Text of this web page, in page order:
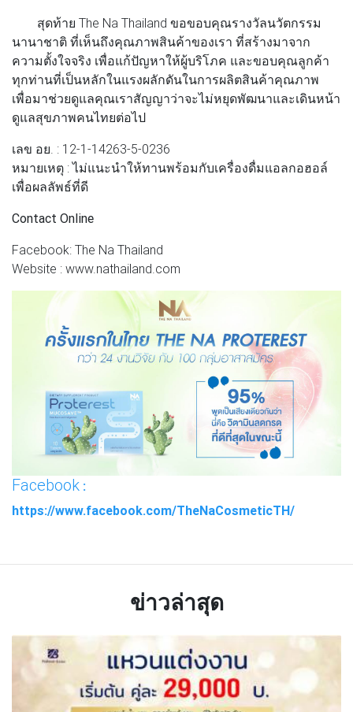
สุดท้าย The Na Thailand ขอขอบคุณรางวัลนวัตกรรม
นานาชาติ ที่เห็นถึงคุณภาพสินค้าของเรา ที่สร้างมาจาก
ความตั้งใจจริง เพื่อแก้ปัญหาให้ผู้บริโภค และขอบคุณลูกค้า
ทุกท่านที่เป็นหลักในแรงผลักดันในการผลิตสินค้าคุณภาพ
เพื่อมาช่วยดูแลคุณเราสัญญาว่าจะไม่หยุดพัฒนาและเดินหน้า
ดูแลสุขภาพคนไทยต่อไป
เลข อย. : 12-1-14263-5-0236
หมายเหตุ : ไม่แนะนำให้ทานพร้อมกับเครื่องดื่มแอลกอฮอล์
เพื่อผลลัพธ์ที่ดี
Contact Online
Facebook: The Na Thailand
Website : www.nathailand.com
Facebook :
https://www.facebook.com/TheNaCosmeticTH/
ข่าวล่าสุด